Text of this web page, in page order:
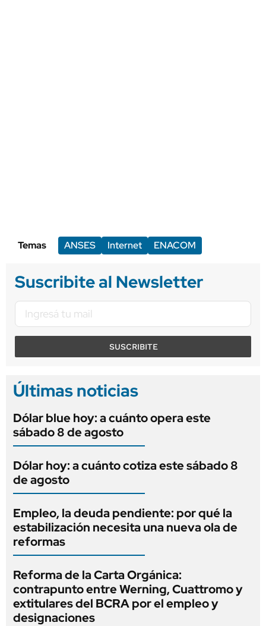
Temas ANSES Internet ENACOM
Suscribite al Newsletter
SUSCRIBITE
Últimas noticias
Dólar blue hoy: a cuánto opera este
sábado 8 de agosto
Dólar hoy: a cuánto cotiza este sábado 8
de agosto
Empleo, la deuda pendiente: por qué la
estabilización necesita una nueva ola de
reformas
Reforma de la Carta Orgánica:
contrapunto entre Werning, Cuattromo y
extitulares del BCRA por el empleo y
designaciones